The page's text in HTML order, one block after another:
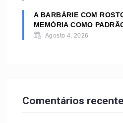
A BARBÁRIE COM
MEMÓRIA COMO
Agosto 4, 2026
Comentários